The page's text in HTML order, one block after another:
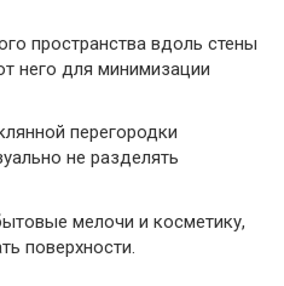
пространства вдоль стены
него для минимизации
перегородки
не разделять
мелочи и косметику,
поверхности.